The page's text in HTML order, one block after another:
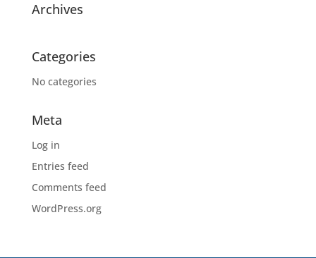
Archives
Categories
No categories
Meta
Log in
Entries feed
Comments feed
WordPress.org